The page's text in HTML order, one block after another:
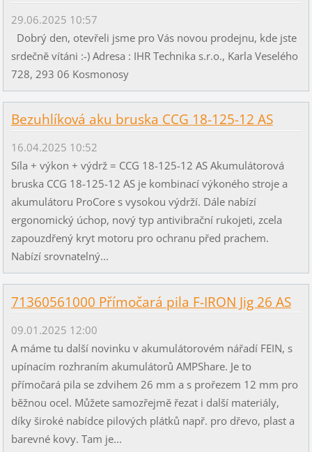
29.06.2025 10:57
Dobrý den, otevřeli jsme pro Vás novou prodejnu, kde jste
srdečně vítáni :-) Adresa : IHR Technika s.r.o., Karla Veselého
728, 293 06 Kosmonosy
Bezuhlíková aku bruska CCG 18-125-12 AS
16.04.2025 10:52
Síla + výkon + výdrž = CCG 18-125-12 AS Akumulátorová
bruska CCG 18-125-12 AS je kombinací výkoného stroje a
akumulátoru ProCore s vysokou výdrží. Dále nabízí
ergonomický úchop, nový typ antivibrační rukojeti, zcela
zapouzdřený kryt motoru pro ochranu před prachem.
Nabízí srovnatelný...
71360561000 Přímočará pila F-IRON Jig 26 AS
09.01.2025 12:00
A máme tu další novinku v akumulátorovém nářadí FEIN, s
upínacím rozhraním akumulátorů AMPShare. Je to
přímočará pila se zdvihem 26 mm a s prořezem 12 mm pro
běžnou ocel. Můžete samozřejmě řezat i další materiály,
díky široké nabídce pilových plátků např. pro dřevo, plast a
barevné kovy. Tam je...